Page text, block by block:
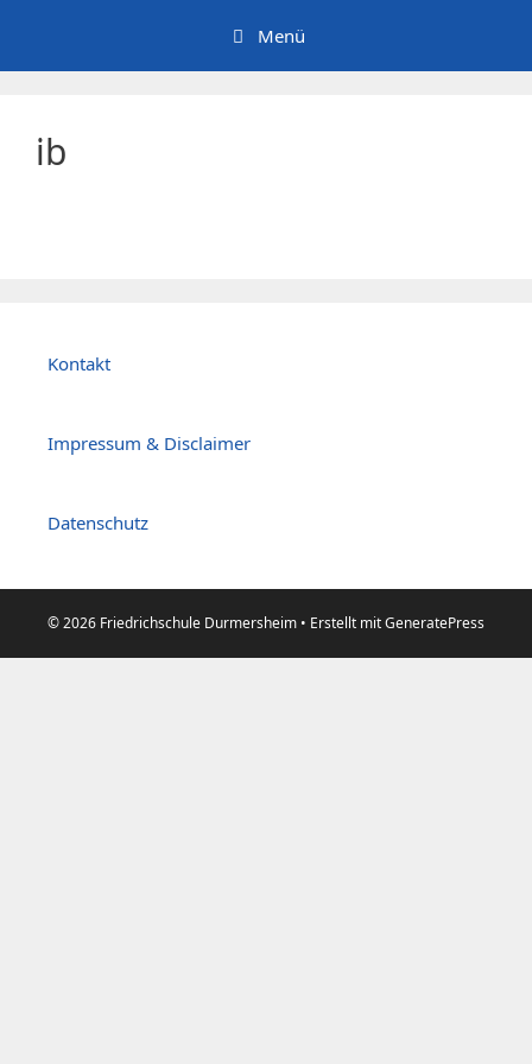
springen
Menü
ib
Kontakt
Impressum & Disclaimer
Datenschutz
© 2026 Friedrichschule Durmersheim • Erstellt mitGeneratePress